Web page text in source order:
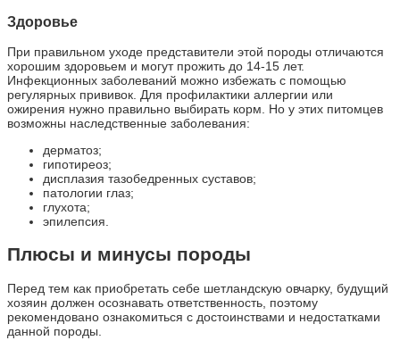
Здоровье
При правильном уходе представители этой породы отличаются
хорошим здоровьем и могут прожить до 14-15 лет.
Инфекционных заболеваний можно избежать с помощью
регулярных прививок. Для профилактики аллергии или
ожирения нужно правильно выбирать корм. Но у этих питомцев
возможны наследственные заболевания:
дерматоз;
гипотиреоз;
дисплазия тазобедренных суставов;
патологии глаз;
глухота;
эпилепсия.
Плюсы и минусы породы
Перед тем как приобретать себе шетландскую овчарку, будущий
хозяин должен осознавать ответственность, поэтому
рекомендовано ознакомиться с достоинствами и недостатками
данной породы.